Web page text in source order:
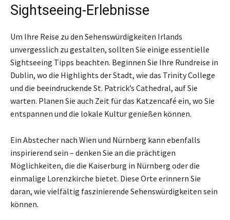
Sightseeing-Erlebnisse
Um Ihre Reise zu den Sehenswürdigkeiten Irlands
unvergesslich zu gestalten, sollten Sie einige essentielle
Sightseeing Tipps beachten. Beginnen Sie Ihre Rundreise in
Dublin, wo die Highlights der Stadt, wie das Trinity College
und die beeindruckende St. Patrick’s Cathedral, auf Sie
warten. Planen Sie auch Zeit für das Katzencafé ein, wo Sie
entspannen und die lokale Kultur genießen können.
Ein Abstecher nach Wien und Nürnberg kann ebenfalls
inspirierend sein – denken Sie an die prächtigen
Möglichkeiten, die die Kaiserburg in Nürnberg oder die
einmalige Lorenzkirche bietet. Diese Orte erinnern Sie
daran, wie vielfältig faszinierende Sehenswürdigkeiten sein
können.